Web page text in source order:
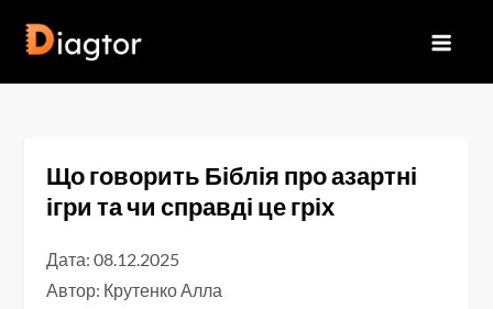
Що говорить Біблія про азартні
ігри та чи справді це гріх
Дата: 08.12.2025
Автор: Крутенко Алла